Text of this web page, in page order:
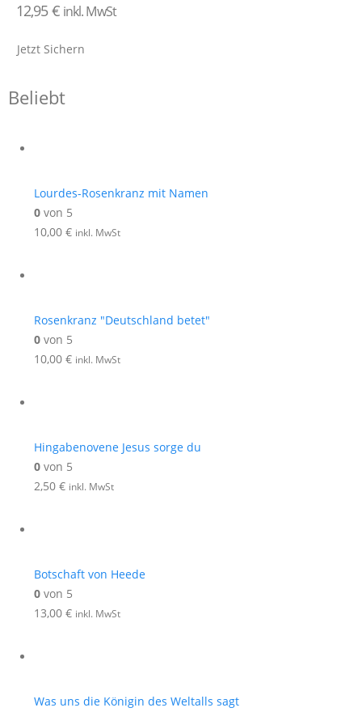
12,95€ inkl. MwSt
Jetzt Sichern
Beliebt
Lourdes-Rosenkranz mit Namen
0 von 5
10,00 € inkl. MwSt
Rosenkranz "Deutschland betet"
0 von 5
10,00 € inkl. MwSt
Hingabenovene Jesus sorge du
0 von 5
2,50 € inkl. MwSt
Botschaft von Heede
0 von 5
13,00 € inkl. MwSt
Was uns die Königin des Weltalls sagt